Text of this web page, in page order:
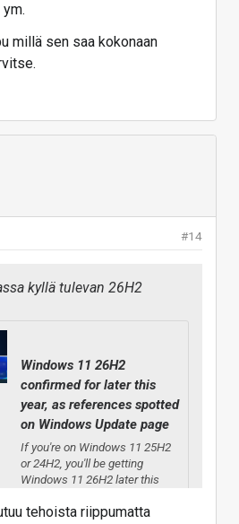
millä sen saa kokonaan
#14
kyllä tulevan 26H2
Windows 11 26H2
confirmed for later this
year, as references spotted
on Windows Update page
If you're on Windows 11 25H2
or 24H2, you'll be getting
Windows 11 26H2 later this
2026.
tehoista riippumatta